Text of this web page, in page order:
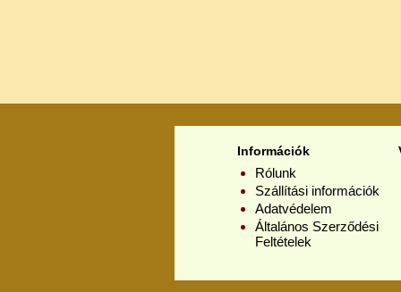
Információk
Rólunk
Szállítási információk
Adatvédelem
Általános Szerződési
Feltételek